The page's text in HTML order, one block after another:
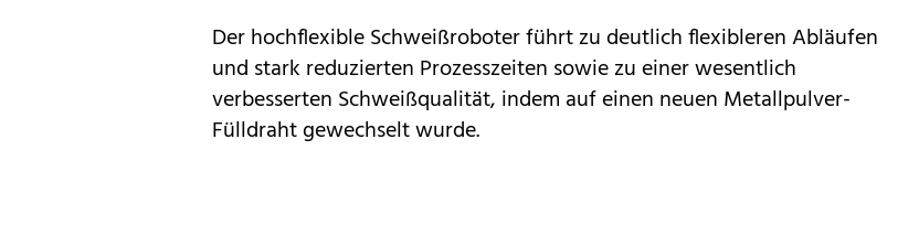
Der hochflexible Schweißroboter führt zu deutlich flexibleren Abläufen
und stark reduzierten Prozesszeiten sowie zu einer wesentlich
verbesserten Schweißqualität, indem auf einen neuen Metallpulver-
Fülldraht gewechselt wurde.